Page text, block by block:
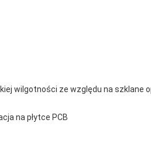
wilgotności ze względu na szklane
na płytce PCB